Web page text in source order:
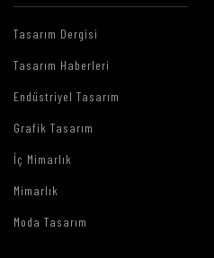
Tasarım Dergisi
Tasarım Haberleri
Endüstriyel Tasarım
Grafik Tasarım
İç Mimarlık
Mimarlık
Moda Tasarım